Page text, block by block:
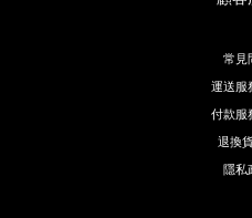
常見
運送服
付款服
退換
隱私